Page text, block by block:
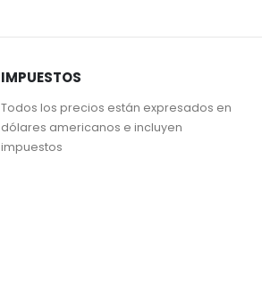
IMPUESTOS
Todos los precios están expresados en
dólares americanos e incluyen
impuestos